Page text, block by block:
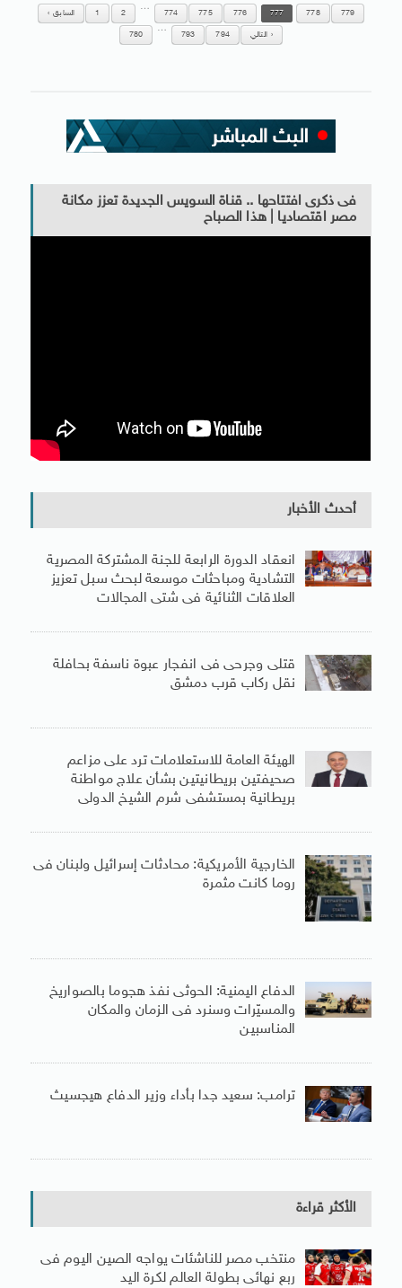
السابق 1 2
…
774 775 776 777 778 779
780
…
793 794 التالي
فى ذكرى افتتاحها .. قناة السويس الجديدة تعزز مكانة
مصر اقتصاديا | هذا الصباح
أحدث الأخبار
انعقاد الدورة الرابعة للجنة المشتركة المصرية
التشادية ومباحثات موسعة لبحث سبل تعزيز
العلاقات الثنائية فى شتى المجالات
قتلى وجرحى فى انفجار عبوة ناسفة بحافلة
نقل ركاب قرب دمشق
الهيئة العامة للاستعلامات ترد على مزاعم
صحيفتين بريطانيتين بشأن علاج مواطنة
بريطانية بمستشفى شرم الشيخ الدولى
الخارجية الأمريكية: محادثات إسرائيل ولبنان فى
روما كانت مثمرة
الدفاع اليمنية: الحوثى نفذ هجوما بالصواريخ
والمسيّرات وسنرد فى الزمان والمكان
المناسبين
ترامب: سعيد جدا بأداء وزير الدفاع هيجسيث
الأكثر قراءة
منتخب مصر للناشئات يواجه الصين اليوم فى
ربع نهائى بطولة العالم لكرة اليد